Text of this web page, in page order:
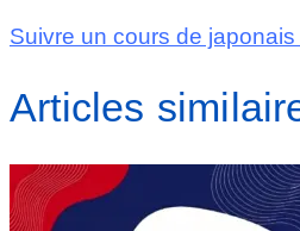
Suivre un cours de
Articles